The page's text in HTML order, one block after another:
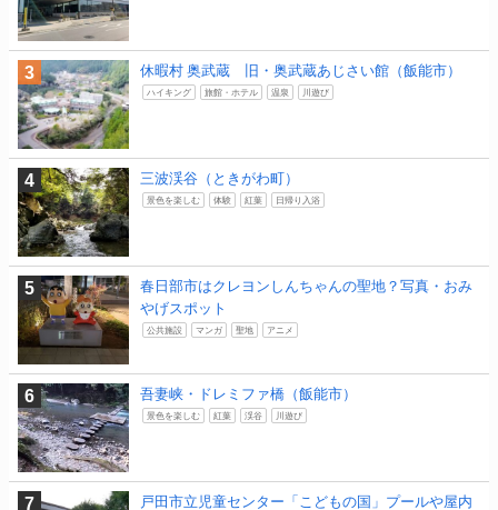
休暇村 奥武蔵 旧・奥武蔵あじさい館（飯能市）
ハイキング 旅館・ホテル 温泉 川遊び
三波渓谷（ときがわ町）
景色を楽しむ 体験 紅葉 日帰り入浴
春日部市はクレヨンしんちゃんの聖地？写真・おみ
やげスポット
公共施設 マンガ 聖地 アニメ
吾妻峡・ドレミファ橋（飯能市）
景色を楽しむ 紅葉 渓谷 川遊び
戸田市立児童センター「こどもの国」プールや屋内